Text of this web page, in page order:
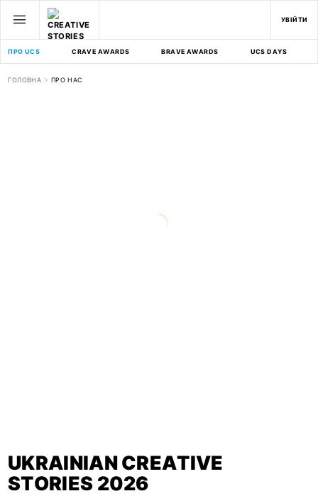
УВІЙТИ
ПРО UCS CRAVE AWARDS BRAVE AWARDS UCS DAYS
ГОЛОВНА ПРО НАС
UKRAINIAN CREATIVE
STORIES 2026